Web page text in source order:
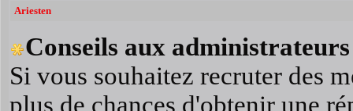
Ariesten
Conseils aux
Si vous souhaitez recruter des
plus de chances d'obtenir une